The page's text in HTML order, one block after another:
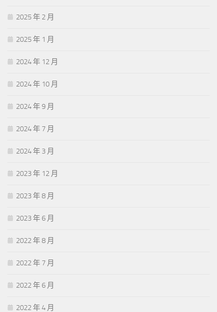
2025 年 2 月
2025 年 1 月
2024 年 12 月
2024 年 10 月
2024 年 9 月
2024 年 7 月
2024 年 3 月
2023 年 12 月
2023 年 8 月
2023 年 6 月
2022 年 8 月
2022 年 7 月
2022 年 6 月
2022 年 4 月